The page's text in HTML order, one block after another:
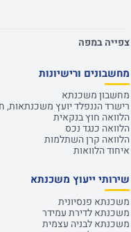
צפייה במפה
מחשבונים ורישיונות
מחשבון משכנתא
רישרד הננפלד יועץ
הלוואה חוץ בנקאית
הלוואה כנגד נכס
הלוואה קרן השתלמות
איחוד הלוואות
שירותי ייעוץ משכנתא
משכנתא פנסיונית
משכנתא לדירת עמידר
משכנתא לבניה עצמית